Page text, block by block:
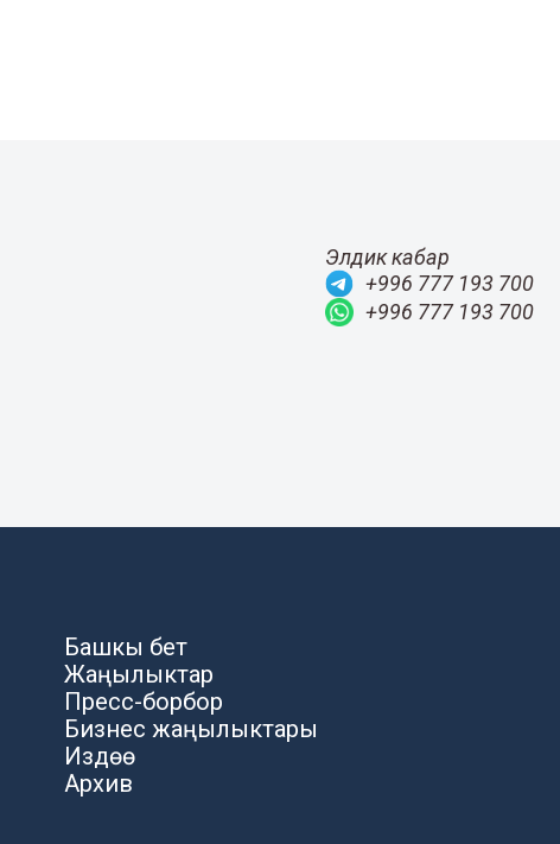
Элдик кабар
+996 777 193 700
+996 777 193 700
Башкы бет
Жаңылыктар
Пресс-борбор
Бизнес жаңылыктары
Издөө
Архив